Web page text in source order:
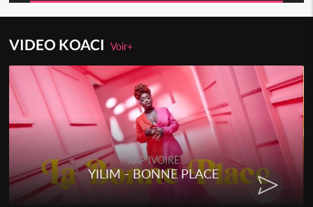
VIDEO KOACIVoir+
RAP IVOIRE
YILIM - BONNE PLACE